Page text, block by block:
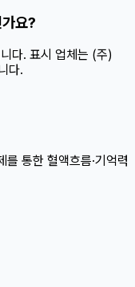
요?
다. 표시 업체는 (주)
다.
를 통한 혈액흐름·기억력